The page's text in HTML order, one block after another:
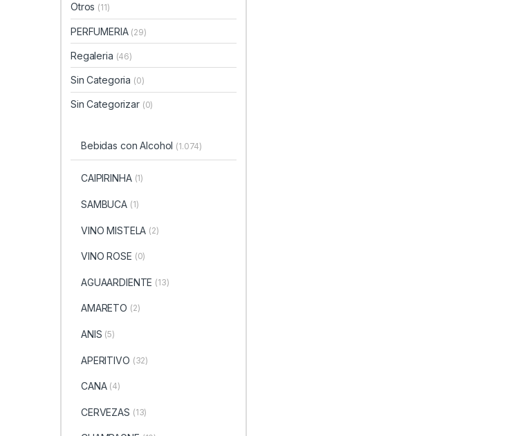
Otros (11)
PERFUMERIA (29)
Regaleria (46)
Sin Categoria (0)
Sin Categorizar (0)
Bebidas con Alcohol (1.074)
CAIPIRINHA (1)
SAMBUCA (1)
VINO MISTELA (2)
VINO ROSE (0)
AGUAARDIENTE (13)
AMARETO (2)
ANIS (5)
APERITIVO (32)
CANA (4)
CERVEZAS (13)